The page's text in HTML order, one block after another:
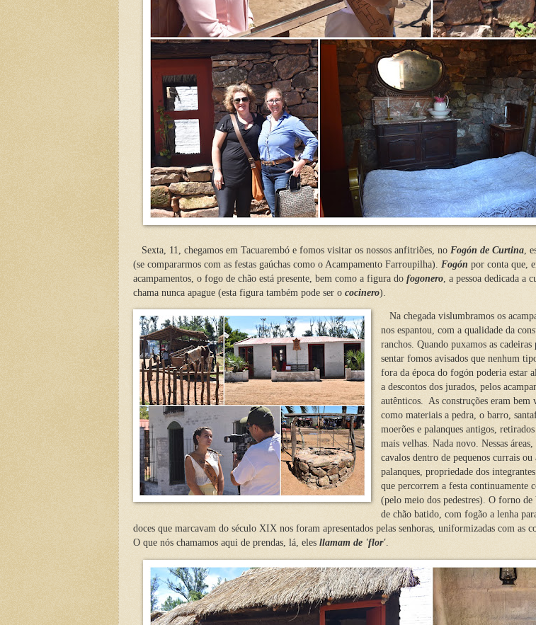
Sexta, 11, chegamos em Tacuarembó e fomos visitar os nossos anfitriões, no Fogón de Curtina ,
(se compararmos com as festas gaúchas como o Acampamento Farroupilha). Fogón por conta que,
acampamentos, o fogo de chão está presente, bem como a figura do fogonero , a pessoa dedicada a
chama nunca apague (esta figura também pode ser o cocinero).
Na chegada vislumbramos os
nos espantou, com a qualidade da
ranchos. Quando puxamos as cadeiras
sentar fomos avisados que nenhum
fora da época do fogón poderia estar
a descontos dos jurados, pelos
autênticos. As construções eram bem
como materiais a pedra, o barro,
moerões e palanques antigos,
mais velhas. Nada novo. Nessas
cavalos dentro de pequenos currais ou
palanques, propriedade dos integrantes
que percorrem a festa continuamente
(pelo meio dos pedestres). O forno de
de chão batido, com fogão a lenha
doces que marcavam do século XIX nos foram apresentados pelas senhoras, uniformizadas com as
O que nós chamamos aqui de prendas, lá, eles llamam de 'flor'.